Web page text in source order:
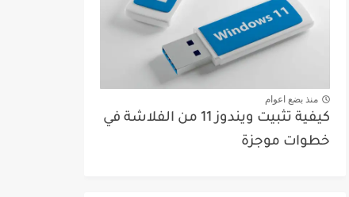
منذ بضع اعوام
كيفية تثبيت ويندوز 11 من الفلاشة في
خطوات موجزة